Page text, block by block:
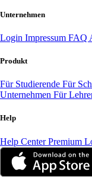
Unternehmen
Login Impressum FAQ
Produkt
Für Studierende Für
Unternehmen Für
Help
Help CenterPremium